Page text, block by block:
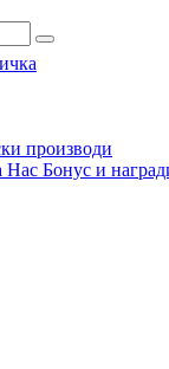
производи
Нас Бонус и